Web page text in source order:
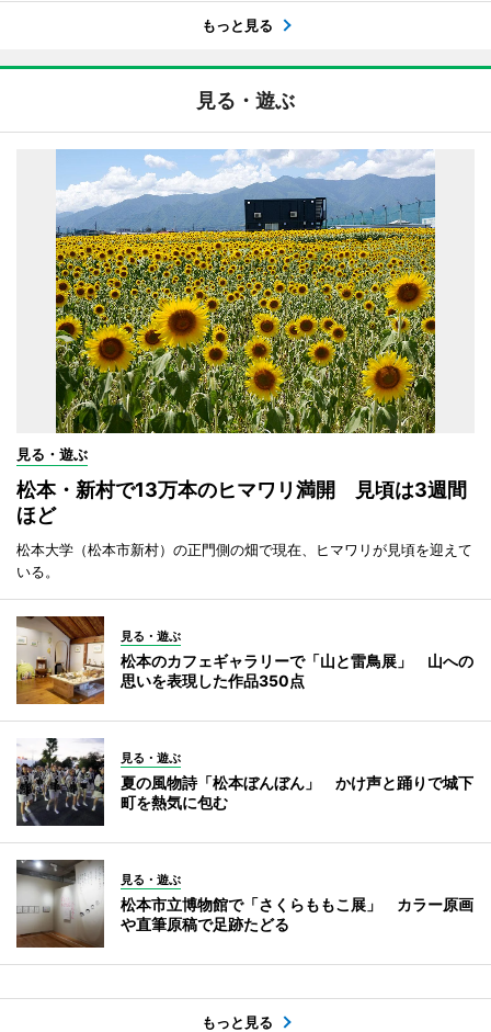
もっと見る
見る・遊ぶ
見る・遊ぶ
松本・新村で13万本のヒマワリ満開 見頃は3週間
ほど
松本大学（松本市新村）の正門側の畑で現在、ヒマワリが見頃を迎えて
いる。
見る・遊ぶ
松本のカフェギャラリーで「山と雷鳥展」 山への
思いを表現した作品350点
見る・遊ぶ
夏の風物詩「松本ぼんぼん」 かけ声と踊りで城下
町を熱気に包む
見る・遊ぶ
松本市立博物館で「さくらももこ展」 カラー原画
や直筆原稿で足跡たどる
もっと見る